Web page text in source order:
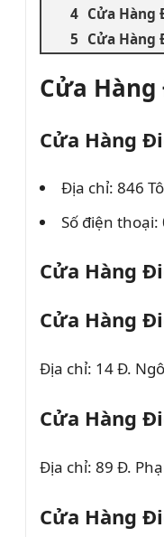
Cửa Hàng
Cửa Hàng
Cửa
Cửa Hàng
Địa chỉ: 846
Số điện thoại:
Cửa Hàng
Cửa Hàng
Địa chỉ: 14 Đ.
Cửa Hàng
Địa chỉ: 89 Đ.
Cửa Hàng